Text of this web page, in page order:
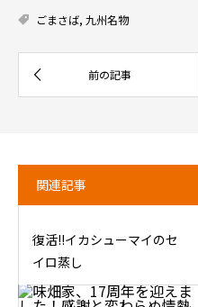
ごまさば, 九州名物
関連記事
復活!!イカシューマイのセ
イロ蒸し